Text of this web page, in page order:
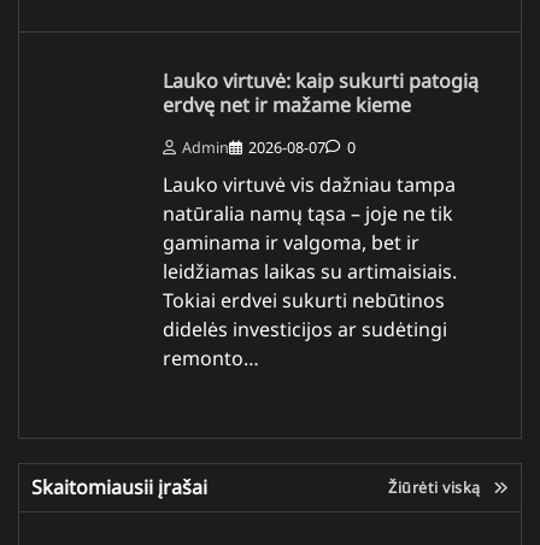
Lauko virtuvė: kaip sukurti patogią
erdvę net ir mažame kieme
Admin 2026-08-07 0
Lauko virtuvė vis dažniau tampa
natūralia namų tąsa – joje ne tik
gaminama ir valgoma, bet ir
leidžiamas laikas su artimaisiais.
Tokiai erdvei sukurti nebūtinos
didelės investicijos ar sudėtingi
remonto…
Skaitomiausii įrašai Žiūrėti viską